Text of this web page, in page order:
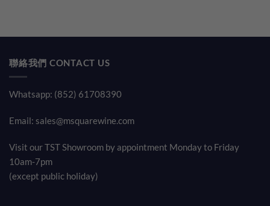
聯絡我們 CONTACT US
Whatsapp: (852) 61708390
Email: sales@msquarewine.com
Visit our TST Showroom by appointment Monday to Friday
10am-7pm
(except public holiday)